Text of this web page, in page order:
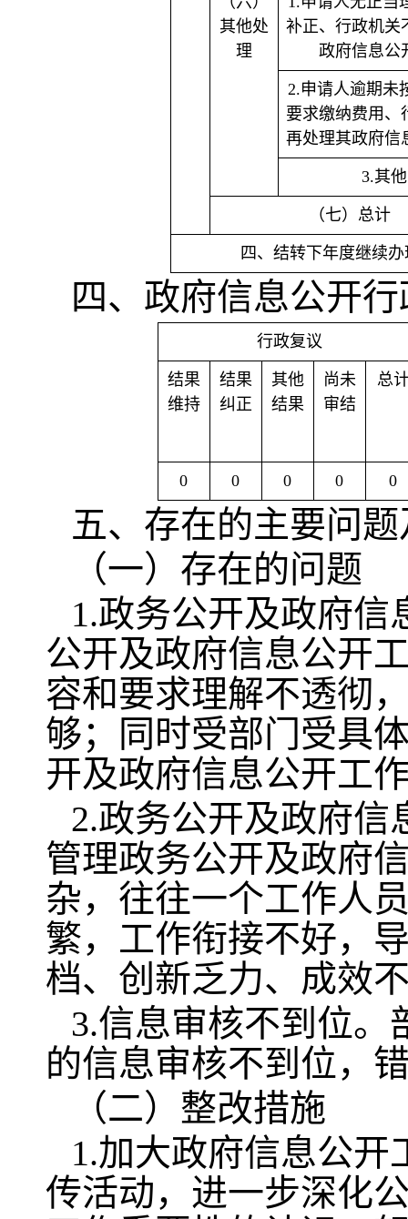
其他处
理
补正、行政机关
政府信息公
2.申请人逾期未
要求缴纳费用、
再处理其政府信
3.其他
（七）总计
四、结转下年度继续办
四、政府信息公开
行政复议
结果
维持
结果
纠正
其他
结果
尚未
审结
总
0 0 0 0 0
五、存在的主要问
（一）存在的问题
1.政务公开及政府
公开及政府信息公开
容和要求理解不透彻
够；同时受部门受具
开及政府信息公开工
2.政务公开及政府信
管理政务公开及政府
杂，往往一个工作人
繁，工作衔接不好，
档、创新乏力、成效
3.信息审核不到位
的信息审核不到位，
（二）整改措施
1.加大政府信息公
传活动，进一步深化